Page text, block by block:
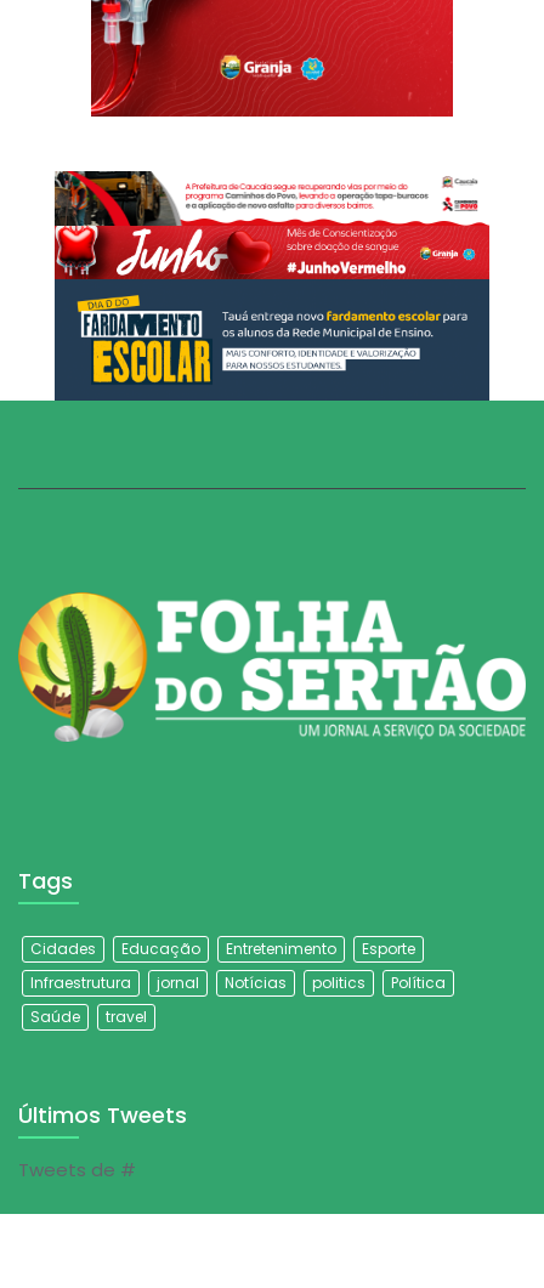
Tags
Cidades Educação Entretenimento
Esporte
Infraestrutura
jornal Notícias politics
Política
Saúde
travel
Últimos Tweets
Tweets de #